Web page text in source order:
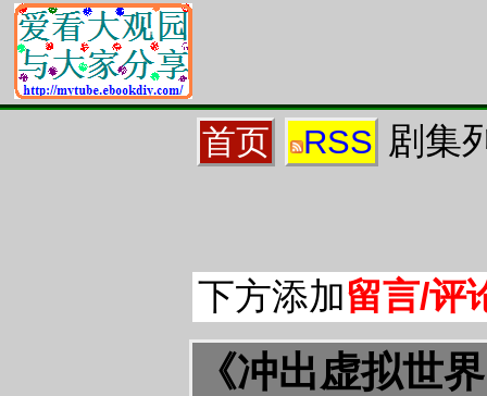
首页 RSS 剧集
下方添加留言/评
《冲出虚拟世